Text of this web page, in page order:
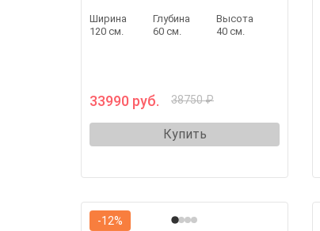
Ширина
120 см.
Глубина
60 см.
Высота
40 см.
33990 руб. 38750 ₽
Купить
-12%